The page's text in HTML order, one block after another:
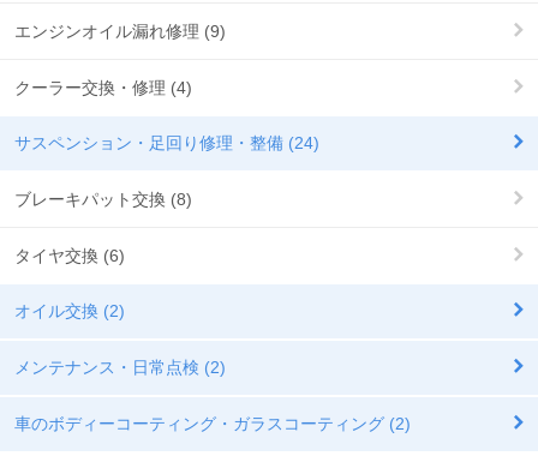
エンジンオイル漏れ修理 (9)
クーラー交換・修理 (4)
サスペンション・足回り修理・整備 (24)
ブレーキパット交換 (8)
タイヤ交換 (6)
オイル交換 (2)
メンテナンス・日常点検 (2)
車のボディーコーティング・ガラスコーティング (2)